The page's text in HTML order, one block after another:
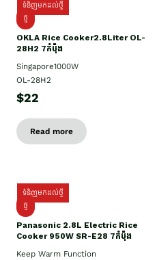
ទំនិញមកដល់ថ្មី
ថ្មិ
OKLA Rice Cooker2.8Liter OL-
28H2 7កំប៉ុង
Singapore1000W
OL-28H2
$22
Read more
ទំនិញមកដល់ថ្មី
ថ្មី
Panasonic 2.8L Electric Rice
Cooker 950W SR-E28 7កំប៉ុង
Keep Warm Function